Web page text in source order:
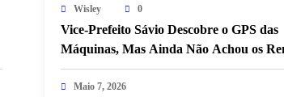
Wisley 0
Vice-Prefeito Sávio Descobre o GPS das
Máquinas, Mas Ainda Não Achou os
Maio 7, 2026